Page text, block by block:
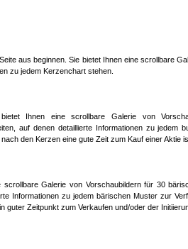
aus beginnen. Sie bietet Ihnen eine scrollbare
zu jedem Kerzenchart stehen.
Ihnen eine scrollbare Galerie von
auf denen detaillierte Informationen zu jedem
den Kerzen eine gute Zeit zum Kauf einer Aktie
Galerie von Vorschaubildern für 30
Informationen zu jedem bärischen Muster zur
Zeitpunkt zum Verkaufen und/oder der